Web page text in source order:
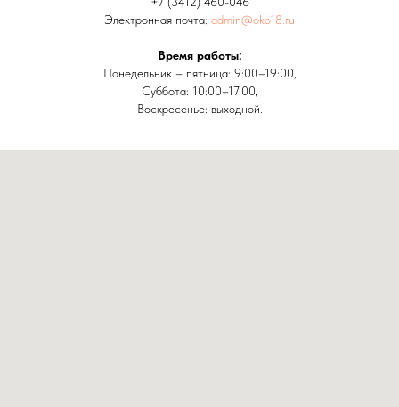
Электронная почта: admin@oko18.ru
Время работы:
Понедельник – пятница: 9:00–19:00,
Суббота: 10:00–17:00,
Воскресенье: выходной.